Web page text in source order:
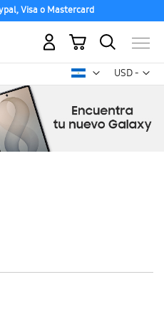
Visa o Mastercard
USD -
dólar
Mi carrito